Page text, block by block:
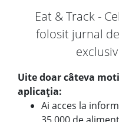
Eat & Track -
folosit jurnal
Uite doar câteva
aplicația:
Ai acces la